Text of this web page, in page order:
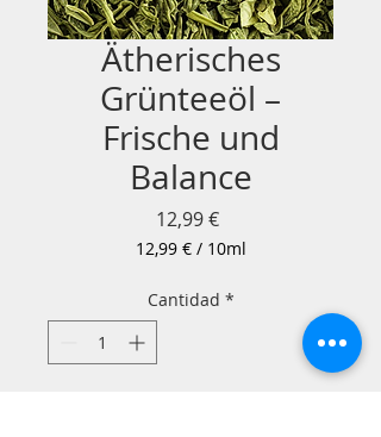
Ätherisches
Grünteeöl –
Frische und
Balance
12,99 €Precio
12,99 € / 10ml
por
Cantidad *